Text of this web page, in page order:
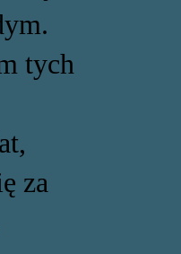
tych
za